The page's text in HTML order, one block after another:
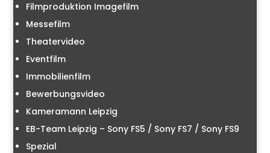
Filmproduktion Imagefilm
Messefilm
Theatervideo
Eventfilm
Immobilienfilm
Bewerbungsvideo
Kameramann Leipzig
EB-Team Leipzig – Sony FS5 / Sony FS7 / Sony FS9
Spezial